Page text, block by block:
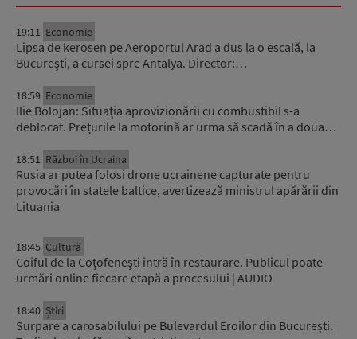
19:11 Economie
Lipsa de kerosen pe Aeroportul Arad a dus la o escală, la
București, a cursei spre Antalya. Director:…
18:59 Economie
Ilie Bolojan: Situaţia aprovizionării cu combustibil s-a
deblocat. Prețurile la motorină ar urma să scadă în a doua…
18:51 Război în Ucraina
Rusia ar putea folosi drone ucrainene capturate pentru
provocări în statele baltice, avertizează ministrul apărării din
Lituania
18:45 Cultură
Coiful de la Coțofenești intră în restaurare. Publicul poate
urmări online fiecare etapă a procesului | AUDIO
18:40 Știri
Surpare a carosabilului pe Bulevardul Eroilor din București.